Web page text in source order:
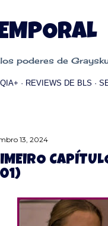
poderes de
REVIEWS DE BLS
13, 2024